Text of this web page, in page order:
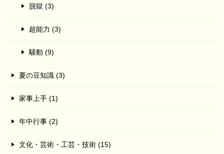
脱獄 (3)
超能力 (3)
騒動 (9)
夏の豆知識 (3)
家事上手 (1)
年中行事 (2)
文化・芸術・工芸・技術 (15)